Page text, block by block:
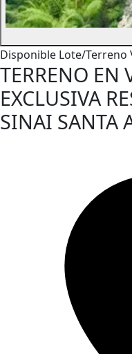
Disponible Lote/Terreno
TERRENO EN
EXCLUSIVA
SINAI SANTA